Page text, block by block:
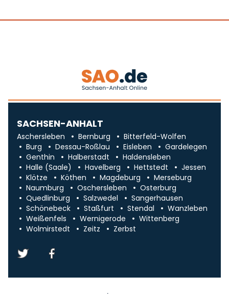
SACHSEN-ANHALT
Aschersleben Bernburg
Bitterfeld-Wolfen
Burg
Dessau-Roßlau Eisleben
Gardelegen
Genthin
Halberstadt
Haldensleben
Halle (Saale)
Havelberg Hettstedt
Jessen
Klötze
Köthen Magdeburg
Merseburg
Naumburg
Oschersleben
Osterburg
Quedlinburg
Salzwedel
Sangerhausen
Schönebeck
Staßfurt Stendal
Wanzleben
Weißenfels
Wernigerode
Wittenberg
Wolmirstedt
Zeitz Zerbst